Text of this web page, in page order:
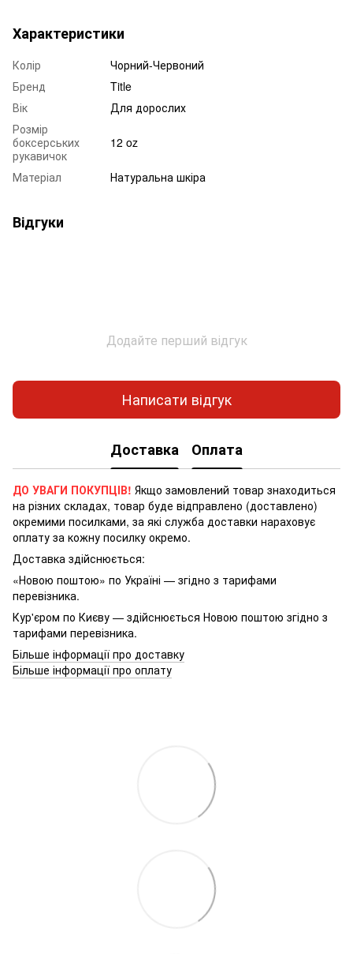
Характеристики
Колір
Чорний-Червоний
Бренд
Title
Вік
Для дорослих
Розмір
боксерських
рукавичок
12 oz
Матеріал Натуральна шкіра
Відгуки
Додайте перший відгук
Написати відгук
Доставка Оплата
ДО УВАГИ ПОКУПЦІВ! Якщо замовлений товар знаходиться
на різних складах, товар буде відправлено (доставлено)
окремими посилками, за які служба доставки нараховує
оплату за кожну посилку окремо.
Доставка здійснюється:
«Новою поштою» по Україні — згідно з тарифами
перевізника.
Кур'єром по Києву — здійснюється Новою поштою згідно з
тарифами перевізника.
Більше інформації про доставку
Більше інформації про оплату